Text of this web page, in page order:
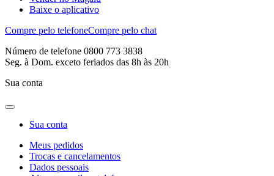
Baixe o aplicativo
Compre pelo telefoneCompre pelo chat
Número de telefone 0800 773 3838
Seg. à Dom. exceto feriados das 8h às 20h
Sua conta
Sua conta
Meus pedidos
Trocas e cancelamentos
Dados pessoais